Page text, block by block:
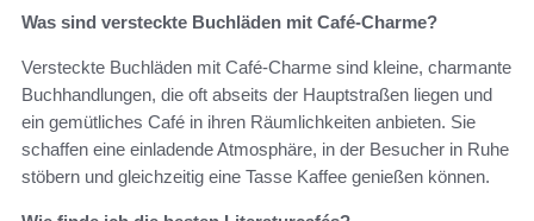
Was sind versteckte Buchläden mit Café-Charme?
Versteckte Buchläden mit Café-Charme sind kleine, charmante
Buchhandlungen, die oft abseits der Hauptstraßen liegen und
ein gemütliches Café in ihren Räumlichkeiten anbieten. Sie
schaffen eine einladende Atmosphäre, in der Besucher in Ruhe
stöbern und gleichzeitig eine Tasse Kaffee genießen können.